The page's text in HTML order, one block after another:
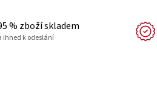
% zboží skladem
ihned k odeslání